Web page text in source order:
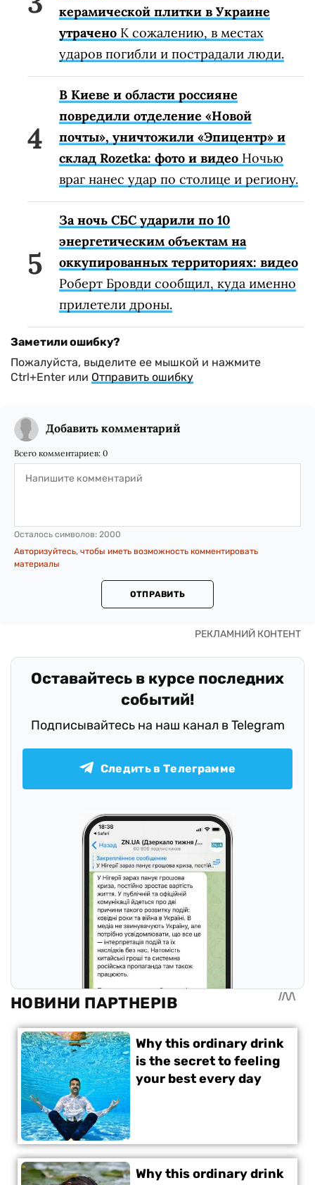
керамической плитки в Украине
утрачено К сожалению, в местах
ударов погибли и пострадали люди.
В Киеве и области россияне
повредили отделение «Новой
почты», уничтожили «Эпицентр» и
склад Rozetka: фото и видео Ночью
враг нанес удар по столице и региону.
За ночь СБС ударили по 10
энергетическим объектам на
оккупированных территориях: видео
Роберт Бровди сообщил, куда именно
прилетели дроны.
Заметили ошибку?
Пожалуйста, выделите ее мышкой и нажмите
Ctrl+Enter или Отправить ошибку
Добавить комментарий
Всего комментариев: 0
Осталось символов: 2000
Авторизуйтесь, чтобы иметь возможность комментировать
материалы
ОТПРАВИТЬ
Оставайтесь в курсе последних
событий!
Подписывайтесь на наш канал в Telegram
Следить в Телеграмме